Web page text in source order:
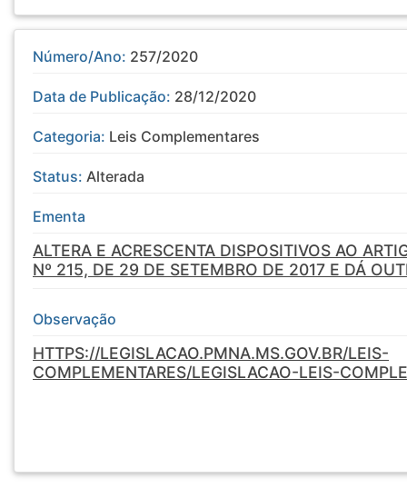
Número/Ano: 257/2020
Data de Publicação: 28/12/2020
Categoria: Leis Complementares
Status: Alterada
Ementa
ALTERA E ACRESCENTA DISPOSITIVOS AO
Nº 215, DE 29 DE SETEMBRO DE 2017 E DÁ
Observação
HTTPS://LEGISLACAO.PMNA.MS.GOV.BR/LEIS-
COMPLEMENTARES/LEGISLACAO-LEIS-